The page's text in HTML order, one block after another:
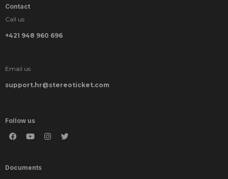
Contact
Call us
+421 948 960 696
Email us
support.hr@stereoticket.com
Follow us
Documents